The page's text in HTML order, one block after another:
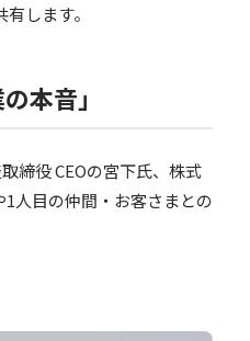
します。
本音」
締役 CEOの宮下氏、株式
人目の仲間・お客さまとの